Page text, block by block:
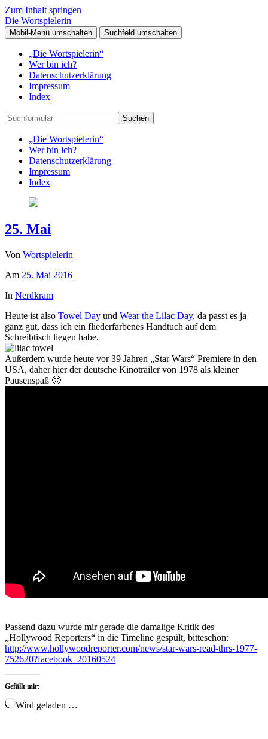
Zum Inhalt springen
Die Wortspielerin
Mobil-Menü umschalten Suchfeld umschalten
„Die Wortspielerin“
Wer bin ich?
Datenschutzerklärung
Impressum
Index
Suchen
„Die Wortspielerin“
Wer bin ich?
Datenschutzerklärung
Impressum
Index
25. Mai
Von Wortspielerin
Am 25. Mai 2016
In Nerdkram
Heute ist also Towel Day und Wear the Lilac Day, da passt es ja
ganz gut, dass ich ein fliederfarbenes Handtuch auf dem
Schreibtisch liegen habe.
Außerdem wurde heute vor 39 Jahren „Star Wars“ Premiere in den
USA, daher hier der deutsche Kinotrailer von 1978 als kleiner
Pausenspaß 🙂
Passend dazu wurde mir gerade die damalige Kritik des
„Hollywood Reporters“ in die Timeline gespült, bitteschön:
http://www.hollywoodreporter.com/news/star-wars-read-thrs-1977-
752620?facebook_20160524
Gefällt mir:
Wird geladen …